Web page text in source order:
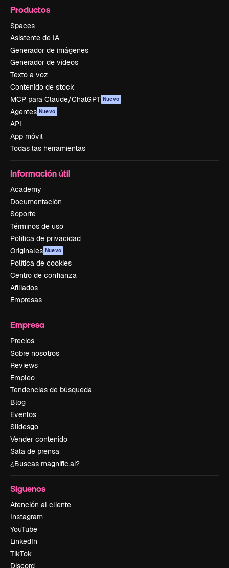
Productos
Spaces
Asistente de IA
Generador de imágenes
Generador de vídeos
Texto a voz
Contenido de stock
MCP para Claude/ChatGPT Nuevo
Agentes Nuevo
API
App móvil
Todas las herramientas
Información útil
Academy
Documentación
Soporte
Términos de uso
Política de privacidad
Originales Nuevo
Política de cookies
Centro de confianza
Afiliados
Empresas
Empresa
Precios
Sobre nosotros
Reviews
Empleo
Tendencias de búsqueda
Blog
Eventos
Slidesgo
Vender contenido
Sala de prensa
¿Buscas magnific.ai?
Síguenos
Atención al cliente
Instagram
YouTube
LinkedIn
TikTok
Discord